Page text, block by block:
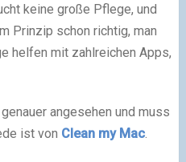
keine große Pflege, und
Prinzip schon richtig, man
helfen mit zahlreichen Apps,
angesehen und muss
ist von Clean my Mac.